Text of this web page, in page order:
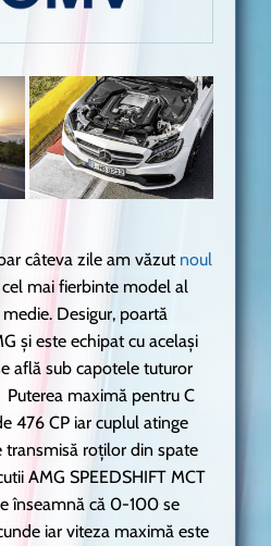
câteva zile am văzut noul
cel mai fierbinte model al
Desigur, poartă
și este echipat cu același
află sub capotele tuturor
maximă pentru C
476 CP iar cuplul atinge
transmisă roților din spate
AMG SPEEDSHIFT MCT
înseamnă că 0-100 se
iar viteza maximă este